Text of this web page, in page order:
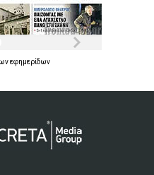
εφημερίδων